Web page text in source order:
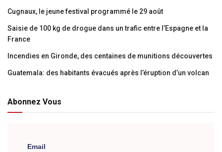
Cugnaux, le jeune festival programmé le 29 août
Saisie de 100 kg de drogue dans un trafic entre l’Espagne et la
France
Incendies en Gironde, des centaines de munitions découvertes
Guatemala: des habitants évacués après l’éruption d’un volcan
Abonnez Vous
Email